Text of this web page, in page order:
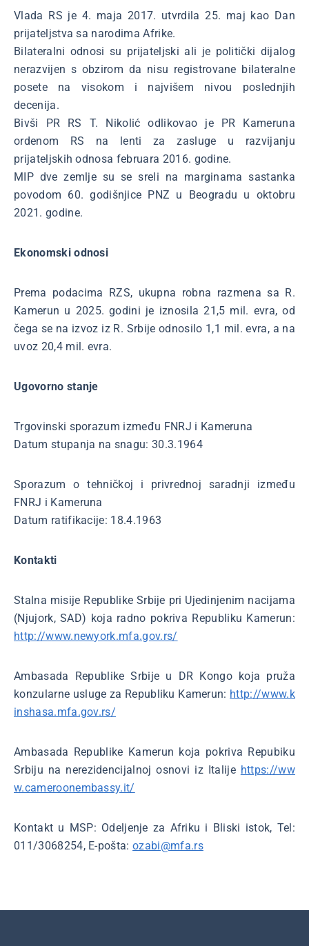
Vlada RS je 4. maja 2017. utvrdila 25. maj kao Dan
prijateljstva sa narodima Afrike.
Bilateralni odnosi su prijateljski ali je politički dijalog
nerazvijen s obzirom da nisu registrovane bilateralne
posete na visokom i najvišem nivou poslednjih
decenija.
Bivši PR RS T. Nikolić odlikovao je PR Kameruna
ordenom RS na lenti za zasluge u razvijanju
prijateljskih odnosa februara 2016. godine.
MIP dve zemlje su se sreli na marginama sastanka
povodom 60. godišnjice PNZ u Beogradu u oktobru
2021. godine.
Ekonomski odnosi
Prema podacima RZS, ukupna robna razmena sa R.
Kamerun u 2025. godini je iznosila 21,5 mil. evra, od
čega se na izvoz iz R. Srbije odnosilo 1,1 mil. evra, a na
uvoz 20,4 mil. evra.
Ugovorno stanje
Trgovinski sporazum između FNRJ i Kameruna
Datum stupanja na snagu: 30.3.1964
Sporazum o tehničkoj i privrednoj saradnji između
FNRJ i Kameruna
Datum ratifikacije: 18.4.1963
Kontakti
Stalna misije Republike Srbije pri Ujedinjenim nacijama
(Njujork, SAD) koja radno pokriva Republiku Kamerun:
http://www.newyork.mfa.gov.rs/
Ambasada Republike Srbije u DR Kongo koja pruža
konzularne usluge za Republiku Kamerun: http://www.k
inshasa.mfa.gov.rs/
Ambasada Republike Kamerun koja pokriva Repubiku
Srbiju na nerezidencijalnoj osnovi iz Italije https://ww
w.cameroonembassy.it/
Kontakt u MSP: Odeljenje za Afriku i Bliski istok, Tel:
011/3068254, E-pošta:ozabi@mfa.rs